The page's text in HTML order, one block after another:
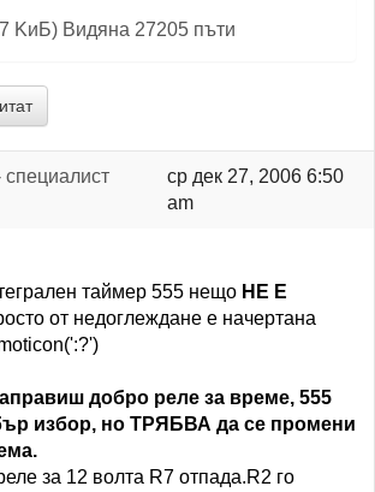
KиБ) Видяна 27205 пъти
специалист
ср дек 27, 2006 6:50
am
таймер 555 нещо НЕ Е
от недоглеждане е начертана
добро реле за време, 555
избор, но ТРЯБВА да се промени
за 12 волта R7 отпада.R2 го